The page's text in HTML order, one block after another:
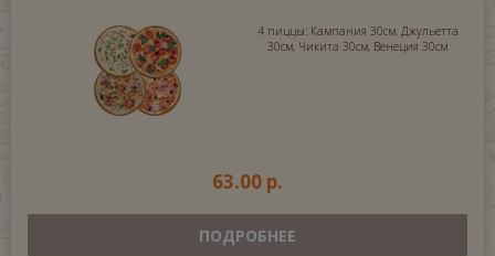
4 пиццы: Кампания 30см, Джульетта
30см, Чикита 30см, Венеция 30см
63.00 р.
ПОДРОБНЕЕ